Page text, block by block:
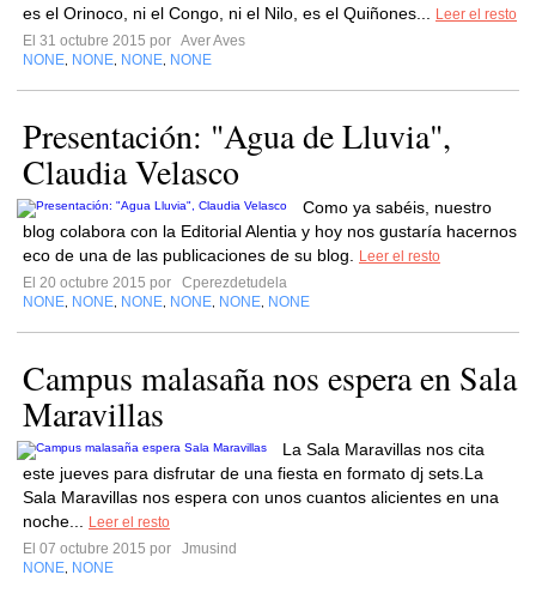
es el Orinoco, ni el Congo, ni el Nilo, es el Quiñones...
Leer el resto
El 31 octubre 2015 por Aver Aves
NONE NONE NONE NONE
Presentación: "Agua de Lluvia",
Claudia Velasco
Como ya sabéis, nuestro
blog colabora con la Editorial Alentia y hoy nos gustaría hacernos
eco de una de las publicaciones de su blog.
Leer el resto
El 20 octubre 2015 por
Cperezdetudela
NONE NONE NONE NONE NONE NONE
Campus malasaña nos espera en Sala
Maravillas
La Sala Maravillas nos cita
este jueves para disfrutar de una fiesta en formato dj sets.La
Sala Maravillas nos espera con unos cuantos alicientes en una
noche...
Leer el resto
El 07 octubre 2015 por
Jmusind
NONE NONE